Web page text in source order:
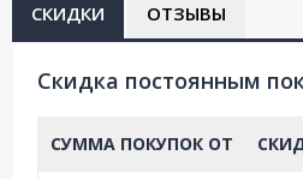
СКИДКИ ОТЗЫВЫ
Cкидка постоянным
СУММА ПОКУПОК ОТ